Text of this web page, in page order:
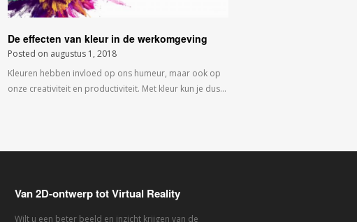
De effecten van kleur in de werkomgeving
Posted on augustus 1, 2018
Kleuren hebben invloed op ons humeur, maar ook op
onze creativiteit en productiviteit. Met kleur kun je dus…
Van 2D-ontwerp tot Virtual Reality
Wilt u een beter beeld en inzicht krijgen van de